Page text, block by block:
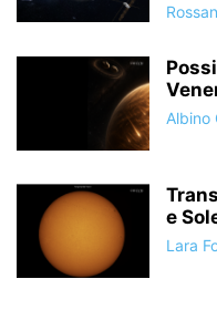
Albino
e
Lara